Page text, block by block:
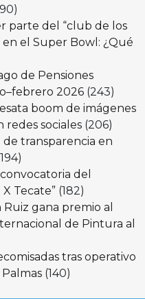
parte del “club de los
el Super Bowl: ¿Qué
de Pensiones
2026 (243)
boom de imágenes
redes sociales (206)
de transparencia en
del
Tecate” (182)
gana premio al
de Pintura al
tras operativo
(140)